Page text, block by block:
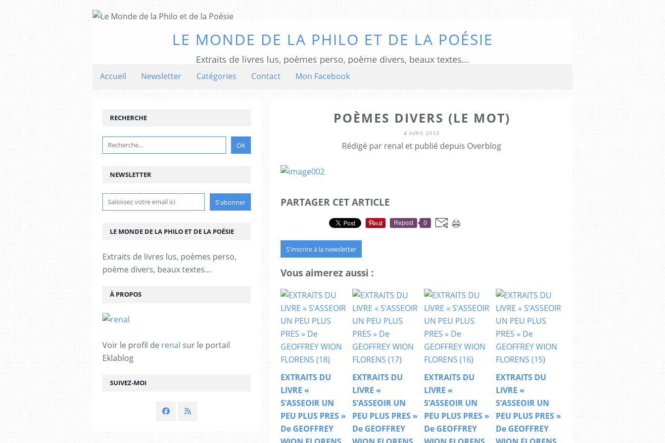
LE MONDE DE LA PHILO ET DE LA POÉSIE
Extraits de livres lus, poèmes perso, poème divers, beaux textes...
Accueil Newsletter Catégories Contact Mon Facebook
POÈMES DIVERS (LE MOT)
4 AVRIL 2012
Rédigé par renal et publié depuis Overblog
PARTAGER CET ARTICLE
Repost 0
S'inscrire à la newsletter
Vous aimerez aussi :
EXTRAITS DU
LIVRE «
S’ASSEOIR UN
PEU PLUS PRES »
De GEOFFREY
EXTRAITS DU
LIVRE «
S’ASSEOIR UN
PEU PLUS PRES »
De GEOFFREY
EXTRAITS DU
LIVRE «
S’ASSEOIR UN
PEU PLUS PRES »
De GEOFFREY
EXTRAITS DU
LIVRE «
S’ASSEOIR UN
PEU PLUS PRES »
De GEOFFREY
NEWSLETTER
SUIVEZ-MOI
RECHERCHE
LE MONDE DE LA PHILO ET DE LA POÉSIE
Extraits de livres lus, poèmes perso,
poème divers, beaux textes...
À PROPOS
Voir le profil de renal sur le portail
Eklablog